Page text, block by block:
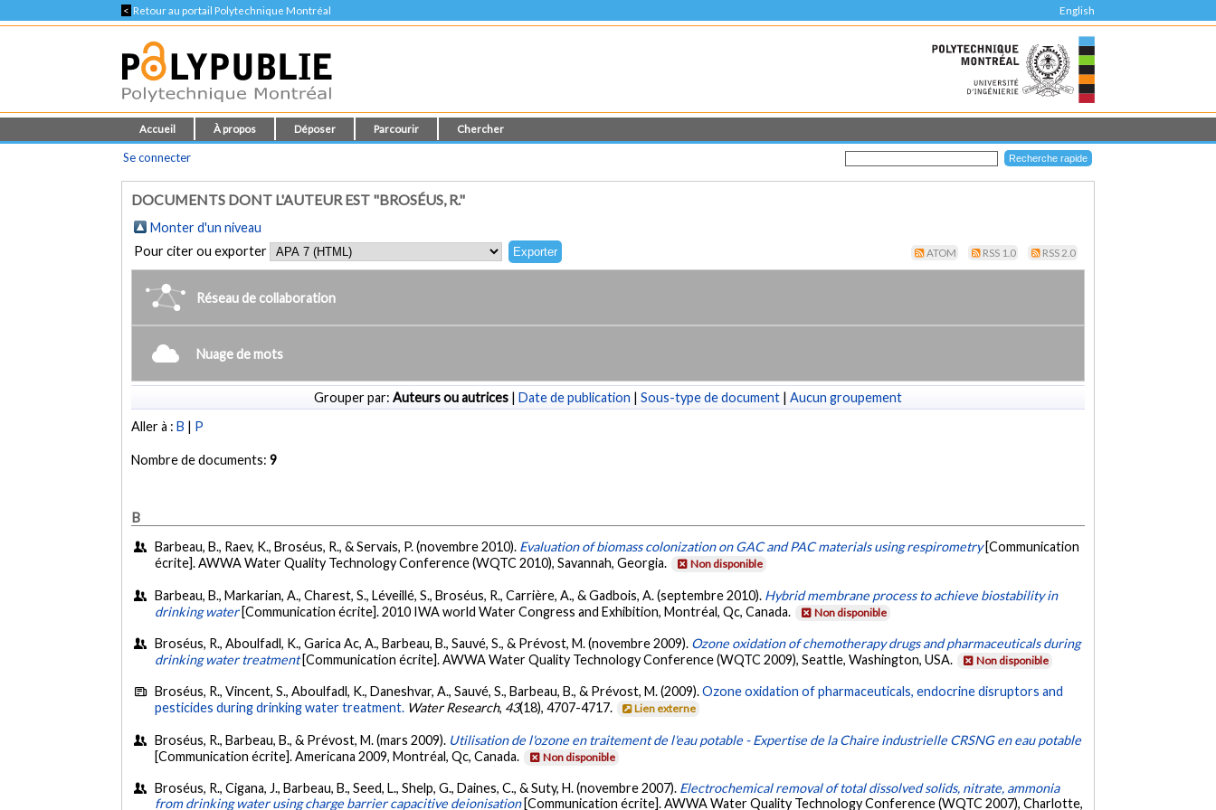
< Retour au portail Polytechnique Montréal English
Accueil À propos Déposer Parcourir Chercher
Se connecter
DOCUMENTS DONT L'AUTEUR EST "BROSÉUS, R."
Monter d'un niveau
Pour citer ou exporter
ATOM RSS 1.0 RSS 2.0
Réseau de collaboration
Nuage de mots
Grouper par: Auteurs ou autrices | Date de publication | Sous-type de document | Aucun groupement
Aller à :B | P
Nombre de documents:9
B
Barbeau, B., Raev, K., Broséus, R., & Servais, P. (novembre 2010). Evaluation of biomass colonization on GAC and PAC materials using respirometry [Communication
écrite]. AWWA Water Quality Technology Conference (WQTC 2010), Savannah, Georgia.
Non disponible
Barbeau, B., Markarian, A., Charest, S., Léveillé, S., Broséus, R., Carrière, A., & Gadbois, A. (septembre 2010). Hybrid membrane process to achieve biostability in
drinking water [Communication écrite]. 2010 IWA world Water Congress and Exhibition, Montréal, Qc, Canada. Non disponible
Broséus, R., Aboulfadl, K., Garica Ac, A., Barbeau, B., Sauvé, S., & Prévost, M. (novembre 2009). Ozone oxidation of chemotherapy drugs and pharmaceuticals during
drinking water treatment [Communication écrite]. AWWA Water Quality Technology Conference (WQTC 2009), Seattle, Washington, USA. Non disponible
Broséus, R., Vincent, S., Aboulfadl, K., Daneshvar, A., Sauvé, S., Barbeau, B., & Prévost, M. (2009).Ozone oxidation of pharmaceuticals, endocrine disruptors and
pesticides during drinking water treatment. Water Research, 43(18), 4707-4717. Lien externe
Broséus, R., Barbeau, B., & Prévost, M. (mars 2009). Utilisation de l'ozone en traitement de l'eau potable - Expertise de la Chaire industrielle CRSNG en eau potable
[Communication écrite]. Americana 2009, Montréal, Qc, Canada.
Non disponible
Broséus, R., Cigana, J., Barbeau, B., Seed, L., Shelp, G., Daines, C., & Suty, H. (novembre 2007). Electrochemical removal of total dissolved solids, nitrate, ammonia
from drinking water using charge barrier capacitive deionisation [Communication écrite]. AWWA Water Quality Technology Conference (WQTC 2007), Charlotte,